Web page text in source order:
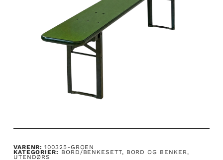
VARENR:100325-GROEN
KATEGORIER: BORD/BENKESETT, BORD OG BENKER,
UTENDØRS